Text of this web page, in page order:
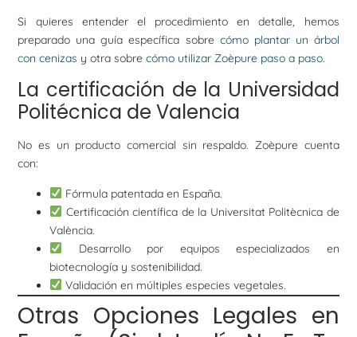
Si quieres entender el procedimiento en detalle, hemos
preparado una guía específica sobre cómo plantar un árbol
con cenizas y otra sobrecómo utilizar Zoèpure paso a paso.
La certificación de la Universidad
Politécnica de Valencia
No es un producto comercial sin respaldo. Zoèpure cuenta
con:
Fórmula patentada en España.
Certificación científica de la Universitat Politècnica de
València.
Desarrollo por equipos especializados en
biotecnología y sostenibilidad.
Validación en múltiples especies vegetales.
Otras Opciones Legales en